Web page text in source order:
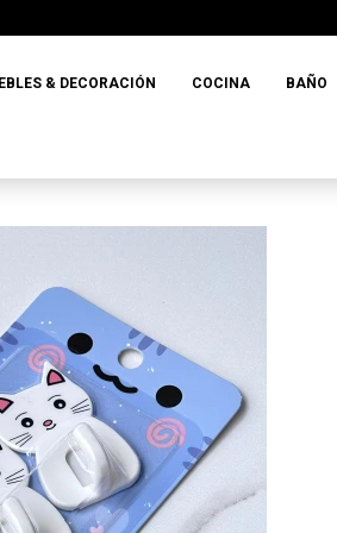
& DECORACIÓN COCINA BAÑO